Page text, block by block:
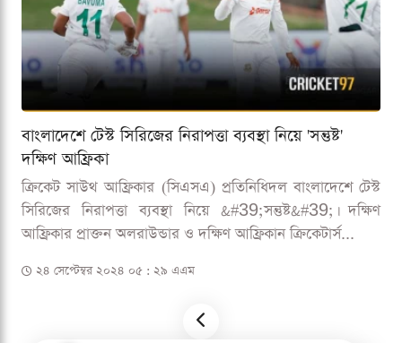
বাংলাদেশে টেস্ট সিরিজের নিরাপত্তা ব্যবস্থা নিয়ে 'সন্তুষ্ট'
দক্ষিণ আফ্রিকা
ক্রিকেট সাউথ আফ্রিকার (সিএসএ) প্রতিনিধিদল বাংলাদেশে টেস্ট
সিরিজের নিরাপত্তা ব্যবস্থা নিয়ে &#39;সন্তুষ্ট&#39;। দক্ষিণ
আফ্রিকার প্রাক্তন অলরাউন্ডার ও দক্ষিণ আফ্রিকান ক্রিকেটার্স...
২৪ সেপ্টেম্বর ২০২৪ ০৫ : ২৯ এএম